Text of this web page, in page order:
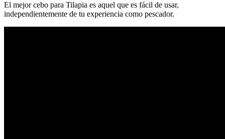
El mejor cebo para Tilapia es aquel que es fácil de usar,
independientemente de tu experiencia como pescador.